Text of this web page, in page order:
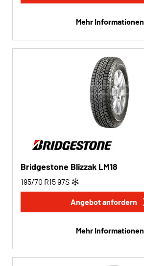
Mehr Informationen
Bridgestone Blizzak LM18
195/70 R15 97S
Angebot anfordern
Mehr Informationen